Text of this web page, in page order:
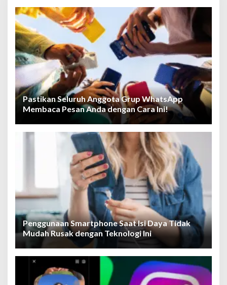
Pastikan Seluruh Anggota Grup WhatsApp
Membaca Pesan Anda dengan Cara Ini!
Penggunaan Smartphone Saat Isi Daya Tidak
Mudah Rusak dengan Teknologi Ini